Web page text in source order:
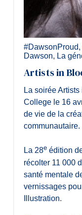
#DawsonProud,
Dawson, La
Artists in
La soirée
College le 16
de vie de la
communautaire.
La 28eédition
récolter 11 000
santé mentale
vernissages
Illustration.